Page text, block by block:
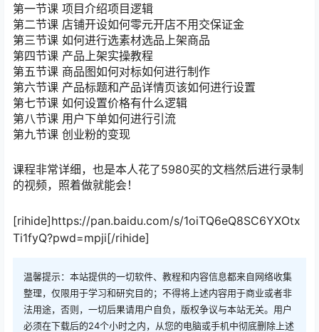
第一节课 项目介绍项目逻辑
第二节课 店铺开设如何零元开店不用交保证金
第三节课 如何进行选素材选品上架商品
第四节课 产品上架实操教程
第五节课 商品图如何对标如何进行制作
第六节课 产品标题和产品详情页该如何进行设置
第七节课 如何设置价格有什么逻辑
第八节课 用户下单如何进行引流
第九节课 创业粉的变现
课程非常详细，也是本人花了5980买的文档然后进行录制
的视频，照着做就能会！
[rihide]https://pan.baidu.com/s/1oiTQ6eQ8SC6YXOtx
Ti1fyQ?pwd=mpji[/rihide]
温馨提示：本站提供的一切软件、教程和内容信息都来自网络收集
整理，仅限用于学习和研究目的；不得将上述内容用于商业或者非
法用途，否则，一切后果请用户自负，版权争议与本站无关。用户
必须在下载后的24个小时之内，从您的电脑或手机中彻底删除上述